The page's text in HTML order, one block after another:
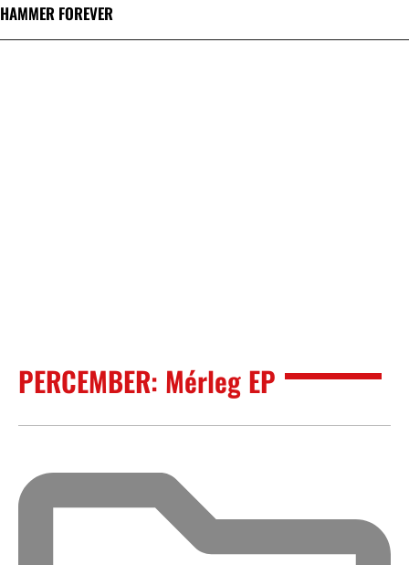
HAMMER FOREVER
PERCEMBER: Mérleg EP